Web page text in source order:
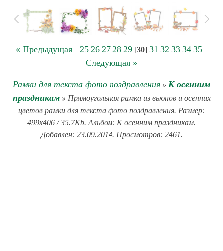
« Предыдущая| 25 26 27 28 29[30] 31 32 33 34 35|
Следующая »
Рамки для текста фото поздравления » К осенним
праздникам» Прямоугольная рамка из вьюнов и осенних
цветов рамки для текста фото поздравления. Размер:
499x406 / 35.7Kb. Альбом: К осенним праздникам.
Добавлен: 23.09.2014. Просмотров: 2461.